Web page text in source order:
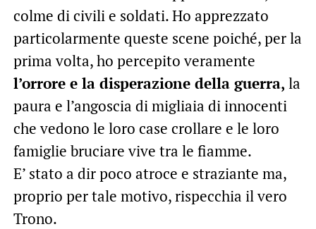
colme di civili e soldati. Ho apprezzato
particolarmente queste scene poiché, per la
prima volta, ho percepito veramente
l’orrore e la disperazione della guerra, la
paura e l’angoscia di migliaia di innocenti
che vedono le loro case crollare e le loro
famiglie bruciare vive tra le fiamme.
E’ stato a dir poco atroce e straziante ma,
proprio per tale motivo, rispecchia il vero
Trono.